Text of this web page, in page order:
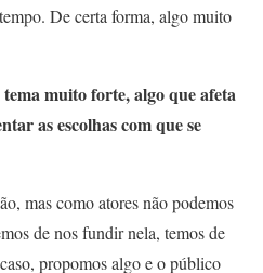
De certa forma, algo muito
muito forte, algo que afeta
as escolhas com que se
mas como atores não podemos
de nos fundir nela, temos de
propomos algo e o público